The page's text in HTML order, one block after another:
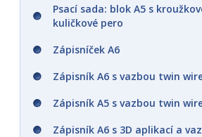
Omalovánky čtvercové
Karetní pakety
Psací sada: blok A5 s
kuličkové pero
Zápisníček A6
Zápisník A6 s vazbou twin
Zápisník A5 s vazbou twin
Zápisník A6 s 3D aplikací a